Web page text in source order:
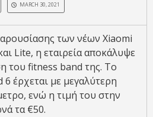
MARCH 30, 2021
των νέων Xiaomi
Lite, η εταιρεία αποκάλυψε
του fitness band της. Το
έρχεται με μεγαλύτερη
ενώ η τιμή του στην
τα €50.